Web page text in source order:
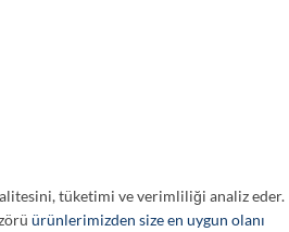
tüketimi ve verimliliği analiz eder.
ürünlerimizden size en uygun olanı